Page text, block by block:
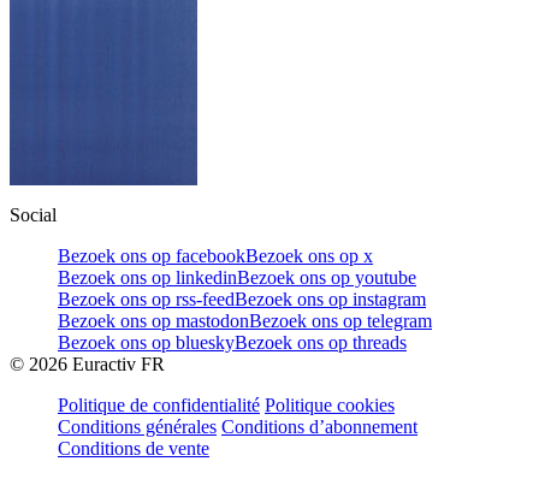
Social
Bezoek ons op facebookBezoek ons op x
Bezoek ons op linkedinBezoek ons op youtube
Bezoek ons op rss-feedBezoek ons op instagram
Bezoek ons op mastodonBezoek ons op telegram
Bezoek ons op blueskyBezoek ons op threads
© 2026 Euractiv FR
Politique de confidentialité Politique cookies
Conditions générales Conditions d’abonnement
Conditions de vente